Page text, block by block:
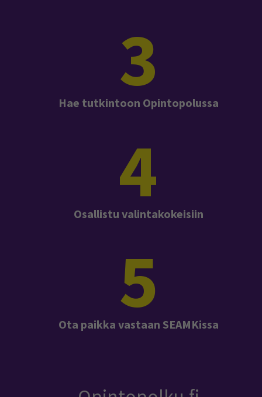
3
Hae tutkintoon Opintopolussa
4
Osallistu valintakokeisiin
5
Ota paikka vastaan SEAMKissa